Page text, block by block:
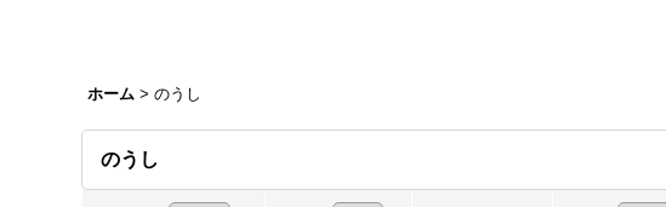
ホーム > のうし
のうし